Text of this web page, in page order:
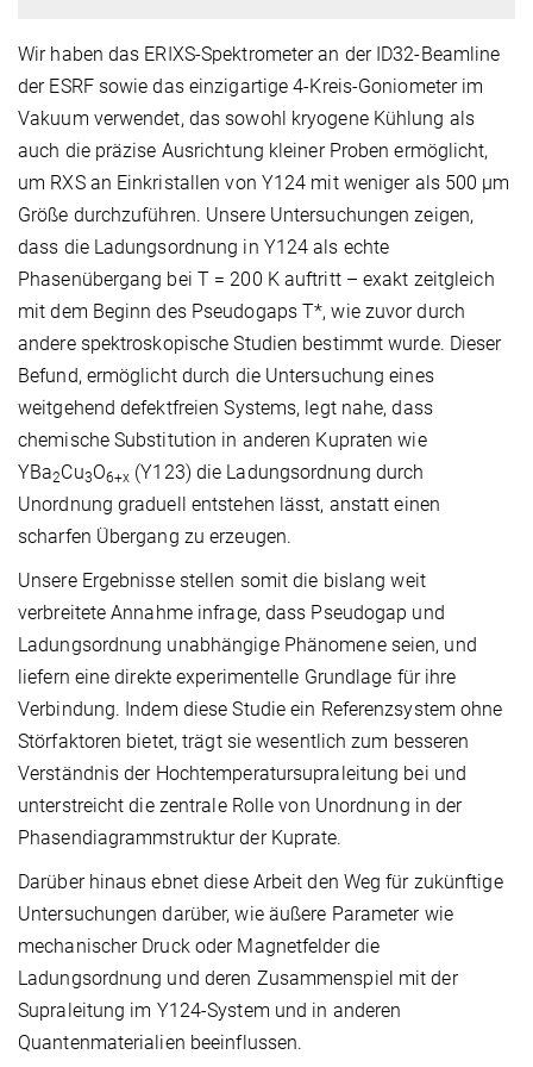
Wir haben das ERIXS-Spektrometer an der ID32-Beamline
der ESRF sowie das einzigartige 4-Kreis-Goniometer im
Vakuum verwendet, das sowohl kryogene Kühlung als
auch die präzise Ausrichtung kleiner Proben ermöglicht,
um RXS an Einkristallen von Y124 mit weniger als 500 μm
Größe durchzuführen. Unsere Untersuchungen zeigen,
dass die Ladungsordnung in Y124 als echte
Phasenübergang bei T = 200 K auftritt – exakt zeitgleich
mit dem Beginn des Pseudogaps T*, wie zuvor durch
andere spektroskopische Studien bestimmt wurde. Dieser
Befund, ermöglicht durch die Untersuchung eines
weitgehend defektfreien Systems, legt nahe, dass
chemische Substitution in anderen Kupraten wie
YBa2Cu3O6+x (Y123) die Ladungsordnung durch
Unordnung graduell entstehen lässt, anstatt einen
scharfen Übergang zu erzeugen.
Unsere Ergebnisse stellen somit die bislang weit
verbreitete Annahme infrage, dass Pseudogap und
Ladungsordnung unabhängige Phänomene seien, und
liefern eine direkte experimentelle Grundlage für ihre
Verbindung. Indem diese Studie ein Referenzsystem ohne
Störfaktoren bietet, trägt sie wesentlich zum besseren
Verständnis der Hochtemperatursupraleitung bei und
unterstreicht die zentrale Rolle von Unordnung in der
Phasendiagrammstruktur der Kuprate.
Darüber hinaus ebnet diese Arbeit den Weg für zukünftige
Untersuchungen darüber, wie äußere Parameter wie
mechanischer Druck oder Magnetfelder die
Ladungsordnung und deren Zusammenspiel mit der
Supraleitung im Y124-System und in anderen
Quantenmaterialien beeinflussen.